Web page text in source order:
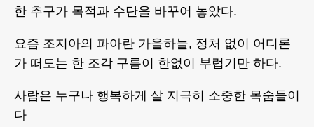
한 추구가 목적과 수단을 바꾸어 놓았다.
요즘 조지아의 파아란 가을하늘, 정처 없이 어디론
가 떠도는 한 조각 구름이 한없이 부럽기만 하다.
사람은 누구나 행복하게 살 지극히 소중한 목숨들이
다